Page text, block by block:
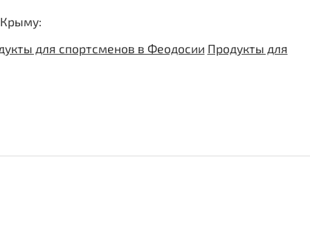
Крыму:
для спортсменов в Феодосии Продукты для